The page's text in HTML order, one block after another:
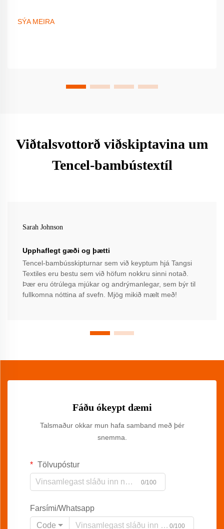
SÝA MEIRA
Viðtalsvottorð viðskiptavina um
Tencel-bambústextíl
Sarah Johnson
Upphaflegt gæði og þætti
Tencel-bambússkipturnar sem við keyptum hjá Tangsi
Textiles eru bestu sem við höfum nokkru sinni notað.
Þær eru ótrúlega mjúkar og andrýmanlegar, sem býr til
fullkomna nóttina af svefn. Mjög mikið mælt með!
Fáðu ókeypt dæmi
Talsmaður okkar mun hafa samband með þér
snemma.
Tölvupóstur
0/100
Farsími/Whatsapp
Code
0/100